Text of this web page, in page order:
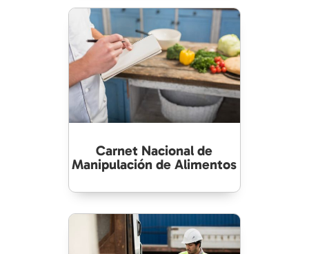
Carnet Nacional de
Manipulación de Alimentos